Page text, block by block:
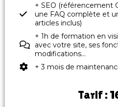
+ SEO (référencement
une FAQ complète et
articles inclus)
+ 1h de formation en
avec votre site, ses
modifications...
+ 3 mois de
Tarif :